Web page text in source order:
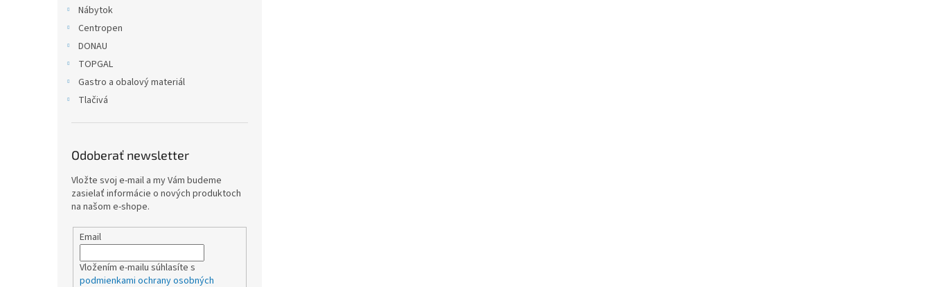
Nábytok
Centropen
DONAU
TOPGAL
Gastro a obalový materiál
Tlačivá
Odoberať newsletter
Vložte svoj e-mail a my Vám budeme
zasielať informácie o nových produktoch
na našom e-shope.
Email
Vložením e-mailu súhlasíte s
podmienkami ochrany osobných